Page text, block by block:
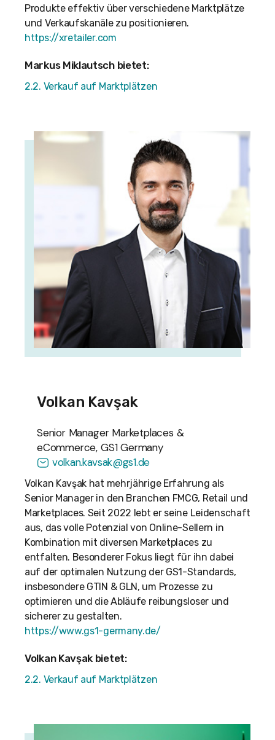
Produkte effektiv über verschiedene Marktplätze
und Verkaufskanäle zu positionieren.
https://xretailer.com
Markus Miklautsch bietet:
2.2. Verkauf auf Marktplätzen
Volkan Kavşak
Senior Manager Marketplaces &
eCommerce, GS1 Germany
volkan.kavsak@gs1.de
Volkan Kavşak hat mehrjährige Erfahrung als
Senior Manager in den Branchen FMCG, Retail und
Marketplaces. Seit 2022 lebt er seine Leidenschaft
aus, das volle Potenzial von Online-Sellern in
Kombination mit diversen Marketplaces zu
entfalten. Besonderer Fokus liegt für ihn dabei
auf der optimalen Nutzung der GS1-Standards,
insbesondere GTIN & GLN, um Prozesse zu
optimieren und die Abläufe reibungsloser und
sicherer zu gestalten.
https://www.gs1-germany.de/
Volkan Kavşak bietet:
2.2. Verkauf auf Marktplätzen